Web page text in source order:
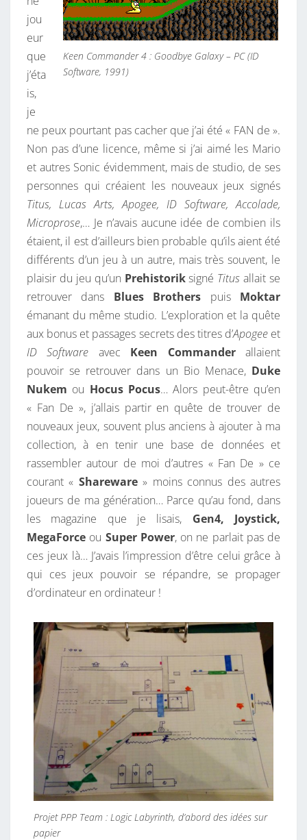
Keen Commander 4 : Goodbye Galaxy – PC (ID
Software, 1991)
jou
eur
que
j’éta
is,
je
ne peux pourtant pas cacher que j’ai été « FAN de ».
Non pas d’une licence, même si j’ai aimé les Mario
et autres Sonic évidemment, mais de studio, de ses
personnes qui créaient les nouveaux jeux signés
Titus, Lucas Arts, Apogee, ID Software, Accolade,
Microprose,… Je n’avais aucune idée de combien ils
étaient, il est d’ailleurs bien probable qu’ils aient été
différents d’un jeu à un autre, mais très souvent, le
plaisir du jeu qu’un Prehistoriksigné Titus allait se
retrouver dans Blues Brothers puis Moktar
émanant du même studio. L’exploration et la quête
aux bonus et passages secrets des titres d’Apogeeet
ID Software avec Keen Commanderallaient
pouvoir se retrouver dans un Bio Menace, Duke
Nukem ou Hocus Pocus… Alors peut-être qu’en
« Fan De », j’allais partir en quête de trouver de
nouveaux jeux, souvent plus anciens à ajouter à ma
collection, à en tenir une base de données et
rassembler autour de moi d’autres « Fan De » ce
courant « Shareware» moins connus des autres
joueurs de ma génération… Parce qu’au fond, dans
les magazine que je lisais, Gen4, Joystick,
MegaForce ou Super Power, on ne parlait pas de
ces jeux là… J’avais l’impression d’être celui grâce à
qui ces jeux pouvoir se répandre, se propager
d’ordinateur en ordinateur !
Projet PPP Team : Logic Labyrinth, d’abord des idées sur
papier